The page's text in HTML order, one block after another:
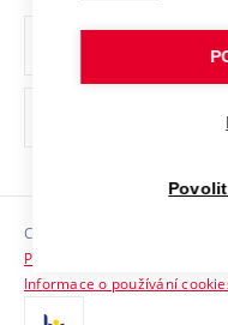
Ochrana osobních údajů
Sociální bezpečí
HR Award
Copyright © 2026 VUT
Prohlášení o přístupnosti
Informace o používání